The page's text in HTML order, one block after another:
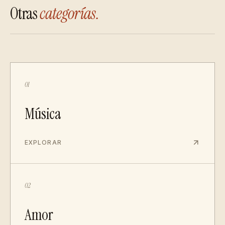
Otrascategorías.
01
Música
EXPLORAR
02
Amor